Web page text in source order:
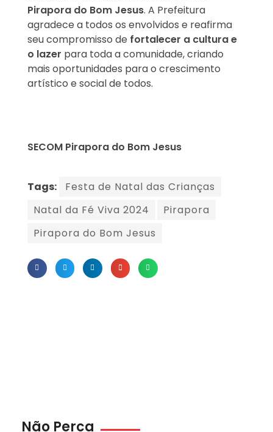
Pirapora do Bom Jesus. A Prefeitura
agradece a todos os envolvidos e reafirma
seu compromisso de fortalecer a cultura e
o lazer para toda a comunidade, criando
mais oportunidades para o crescimento
artístico e social de todos.
SECOM Pirapora do Bom Jesus
Tags:
Festa de Natal das Crianças
Natal da Fé Viva 2024
Pirapora
Pirapora do Bom Jesus
Não Perca